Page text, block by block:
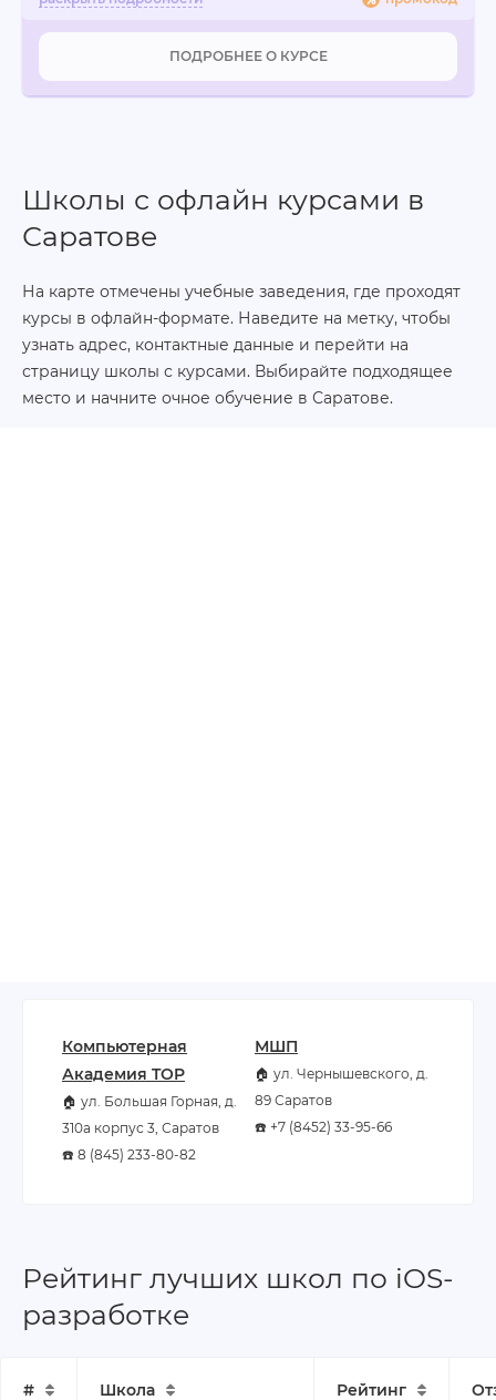
ПОДРОБНЕЕ О КУРСЕ
Школы с офлайн курсами в
Саратове
На карте отмечены учебные заведения, где проходят
курсы в офлайн-формате. Наведите на метку, чтобы
узнать адрес, контактные данные и перейти на
страницу школы с курсами. Выбирайте подходящее
место и начните очное обучение в Саратове.
Компьютерная
Академия TOP
🏠 ул. Большая Горная, д.
310а корпус 3, Саратов
☎️ 8 (845) 233-80-82
МШП
🏠 ул. Чернышевского, д.
89 Саратов
☎️ +7 (8452) 33-95-66
Рейтинг лучших школ по iOS-
разработке
# Школа Рейтинг